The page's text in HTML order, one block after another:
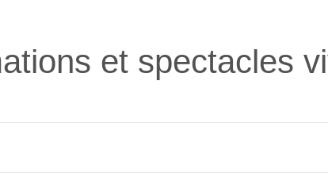
et spectacles